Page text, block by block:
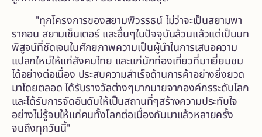
"ทุกโครงการของสยามพิวรรธน์ ไม่ว่าจะเป็นสยามพา
รากอน สยามเซ็นเตอร์ และอื่นๆในปัจจุบันล้วนแล้วแต่เป็นบท
พิสูจน์ที่ชัดเจนในศักยภาพความเป็นผู้นำในการเสนอความ
แปลกใหม่ให้แก่สังคมไทย และแก่นักท่องเที่ยวที่มาเยี่ยมชม
ได้อย่างต่อเนื่อง ประสบความสำเร็จด้านการค้าอย่างยิ่งยวด
มาโดยตลอด ได้รับรางวัลต่างๆมากมายจากองค์กรระดับโลก
และได้รับการจัดอันดับให้เป็นสถานที่ๆสร้างความประทับใจ
อย่างไม่รู้จบให้แก่คนทั้งโลกต่อเนื่องกันมาแล้วหลายครั้ง
จนถึงทุกวันนี้"